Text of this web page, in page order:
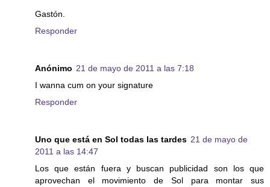
Gastón.
Responder
Anónimo 21 de mayo de 2011 a las 7:18
I wanna cum on your signature
Responder
Uno que está en Sol todas las tardes 21 de mayo de
2011 a las 14:47
Los que están fuera y buscan publicidad son los que
aprovechan el movimiento de Sol para montar sus